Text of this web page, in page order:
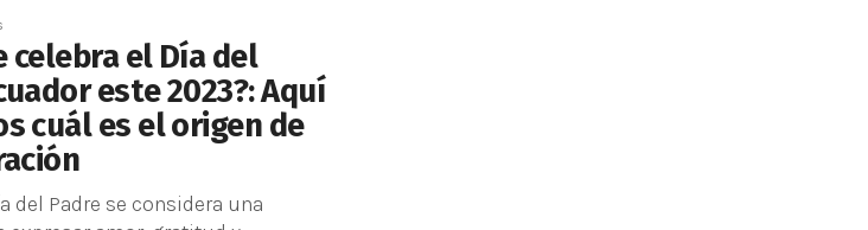
celebra el Día del
este 2023?: Aquí
cuál es el origen de
del Padre se considera una